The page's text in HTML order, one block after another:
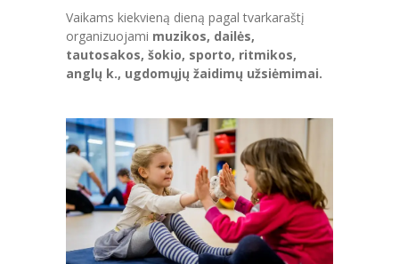
-- KAINA
PARAMA
EN
Vaikams kiekvieną dieną pagal tvarkaraštį
organizuojami muzikos, dailės,
tautosakos, šokio, sporto, ritmikos,
anglų k., ugdomųjų žaidimų užsiėmimai.